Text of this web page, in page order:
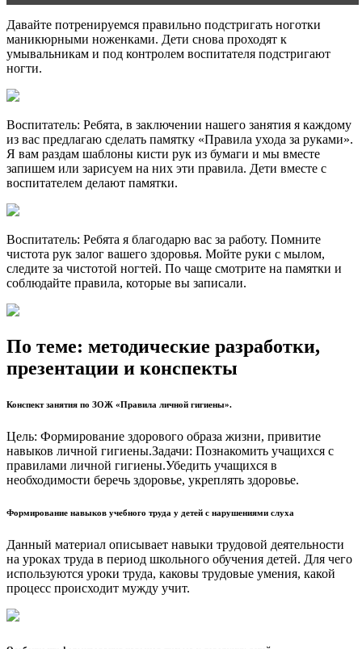
Давайте потренируемся правильно подстригать ноготки
маникюрными ноженками. Дети снова проходят к
умывальникам и под контролем воспитателя подстригают
ногти.
Воспитатель: Ребята, в заключении нашего занятия я каждому
из вас предлагаю сделать памятку «Правила ухода за руками».
Я вам раздам шаблоны кисти рук из бумаги и мы вместе
запишем или зарисуем на них эти правила. Дети вместе с
воспитателем делают памятки.
Воспитатель: Ребята я благодарю вас за работу. Помните
чистота рук залог вашего здоровья. Мойте руки с мылом,
следите за чистотой ногтей. По чаще смотрите на памятки и
соблюдайте правила, которые вы записали.
По теме: методические разработки,
презентации и конспекты
Конспект занятия по ЗОЖ «Правила личной гигиены».
Цель: Формирование здорового образа жизни, привитие
навыков личной гигиены.Задачи: Познакомить учащихся с
правилами личной гигиены.Убедить учащихся в
необходимости беречь здоровье, укреплять здоровье.
Формирование навыков учебного труда у детей с нарушениями слуха
Данный материал описывает навыки трудовой деятельности
на уроках труда в период школьного обучения детей. Для чего
используются уроки труда, каковы трудовые умения, какой
процесс происходит мужду учит.